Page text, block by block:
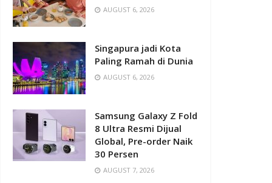
AUGUST 6, 2026
Singapura jadi Kota
Paling Ramah di Dunia
AUGUST 6, 2026
Samsung Galaxy Z Fold
8 Ultra Resmi Dijual
Global, Pre-order Naik
30 Persen
AUGUST 7, 2026